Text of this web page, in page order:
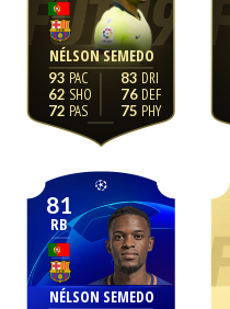
NÉLSON SEMEDO
93
62
72
83
76
75
81
RB
NÉLSON SEMEDO